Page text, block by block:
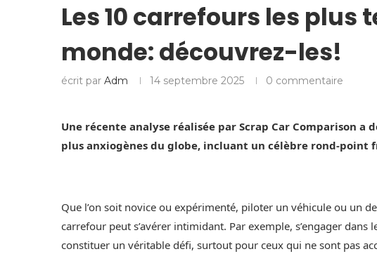
Les 10 carrefours les
monde: découvrez-les!
écrit par Adm 14 septembre 2025 0 commentaire
Une récente analyse réalisée par Scrap Car Comparison a
plus anxiogènes du globe, incluant un célèbre rond-point
Que l’on soit novice ou expérimenté, piloter un véhicule ou un
carrefour peut s’avérer intimidant. Par exemple, s’engager dans
constituer un véritable défi, surtout pour ceux qui ne sont pas